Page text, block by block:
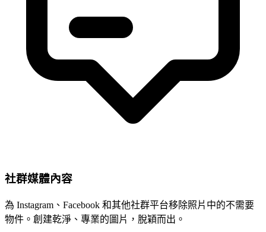
社群媒體內容
為 Instagram、Facebook 和其他社群平台移除照片中的不需要
物件。創建乾淨、專業的圖片，脫穎而出。